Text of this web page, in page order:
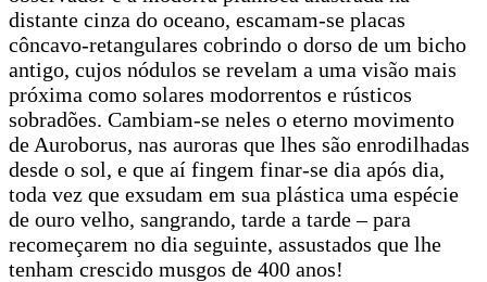
distante cinza do oceano, escamam-se placas
côncavo-retangulares cobrindo o dorso de um bicho
antigo, cujos nódulos se revelam a uma visão mais
próxima como solares modorrentos e rústicos
sobradões. Cambiam-se neles o eterno movimento
de Auroborus, nas auroras que lhes são enrodilhadas
desde o sol, e que aí fingem finar-se dia após dia,
toda vez que exsudam em sua plástica uma espécie
de ouro velho, sangrando, tarde a tarde – para
recomeçarem no dia seguinte, assustados que lhe
tenham crescido musgos de 400 anos!